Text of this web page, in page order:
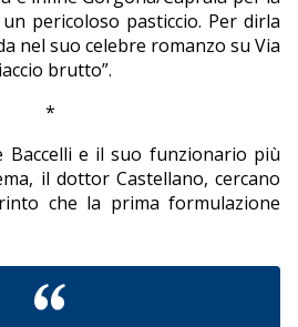
pericoloso pasticcio. Per dirla
nel suo celebre romanzo su Via
brutto”.
*
Baccelli e il suo funzionario più
il dottor Castellano, cercano
che la prima formulazione